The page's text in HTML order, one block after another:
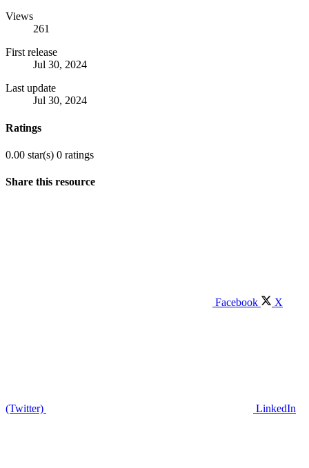
Views
261
First release
Jul 30, 2024
Last update
Jul 30, 2024
Ratings
0.00 star(s) 0 ratings
Share this resource
Facebook X
(Twitter) LinkedIn